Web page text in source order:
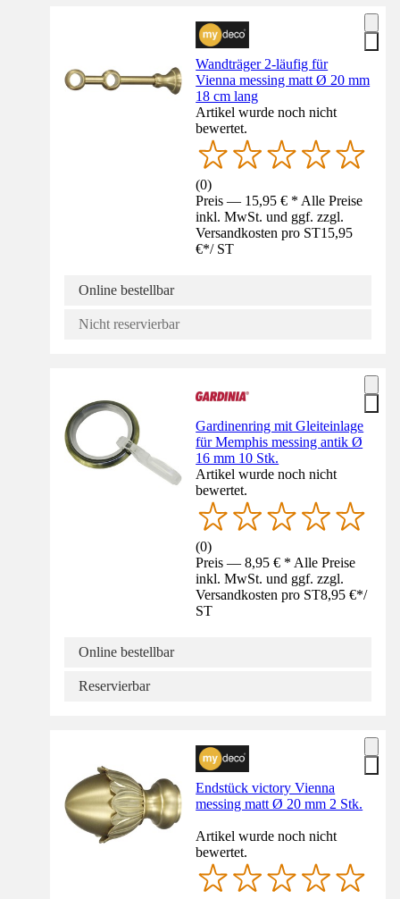
Wandträger 2-läufig für
Vienna messing matt Ø 20 mm
18 cm lang
Artikel wurde noch nicht
bewertet.
(0)
Preis — 15,95 € * Alle Preise
inkl. MwSt. und ggf. zzgl.
Versandkosten pro ST15,95
€*/ ST
Online bestellbar
Nicht reservierbar
Gardinenring mit Gleiteinlage
für Memphis messing antik Ø
16 mm 10 Stk.
Artikel wurde noch nicht
bewertet.
(0)
Preis — 8,95 € * Alle Preise
inkl. MwSt. und ggf. zzgl.
Versandkosten pro ST8,95 €*/
ST
Online bestellbar
Reservierbar
Endstück victory Vienna
messing matt Ø 20 mm 2 Stk.
Artikel wurde noch nicht
bewertet.